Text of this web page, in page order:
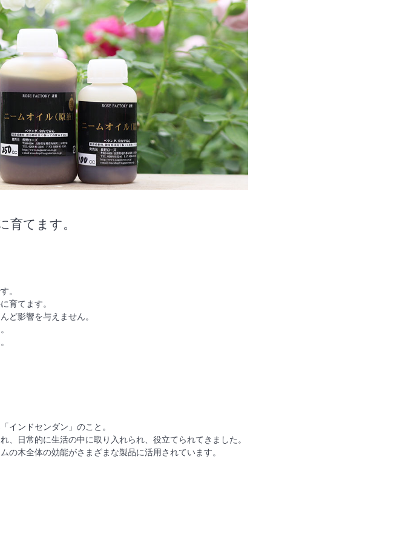
育てます。
。
育てます。
ど影響を与えません。
インドセンダン」のこと。
、日常的に生活の中に取り入れられ、役立てられてきました。
の木全体の効能がさまざまな製品に活用されています。